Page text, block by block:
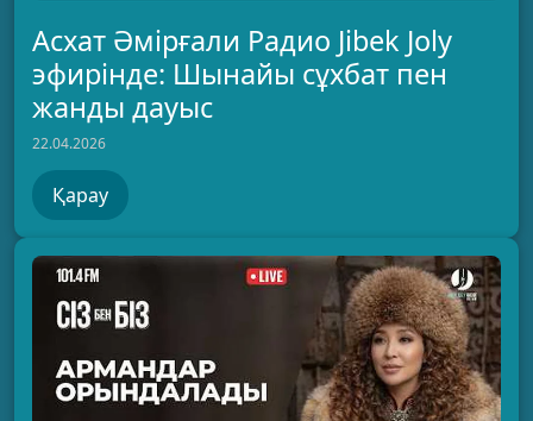
Асхат Әмірғали Радио Jibek Joly
эфирінде: Шынайы сұхбат пен
жанды дауыс
22.04.2026
Қарау